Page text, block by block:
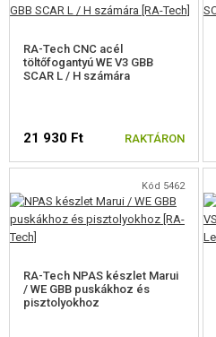
RA-Tech CNC acél
töltőfogantyú WE V3 GBB
SCAR L / H számára
21 930 Ft RAKTÁRON
Kód 5462
RA-Tech NPAS készlet Marui
/ WE GBB puskákhoz és
pisztolyokhoz